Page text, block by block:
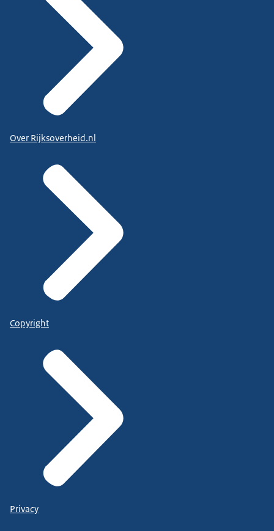
Over Rijksoverheid.nl
Copyright
Privacy